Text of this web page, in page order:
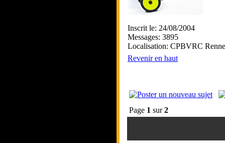
Inscrit le: 24/08/2004
Messages: 3895
Localisation: CPBVRC
Revenir en haut
Page 1 sur2